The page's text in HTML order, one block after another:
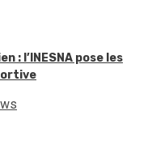
: l’INESNA pose les